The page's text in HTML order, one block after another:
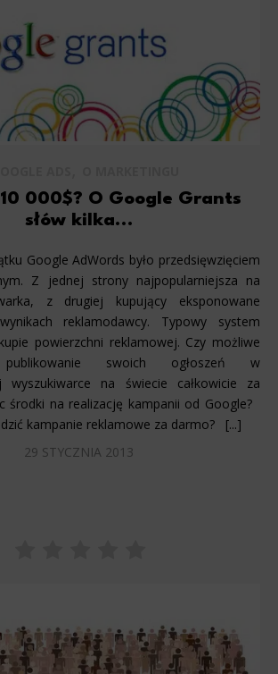
000$? O Google Grants
słów kilka…
Google AdWords było przedsięwzięciem
Z jednej strony najpopularniejsza na
z drugiej kupujący eksponowane
reklamodawcy. Typowy system
powierzchni reklamowej. Czy możliwe
swoich ogłoszeń w
wyszukiwarce na świecie całkowicie za
środki na realizację kampanii od Google?
kampanie reklamowe za darmo? [...]
29 STYCZNIA 2013